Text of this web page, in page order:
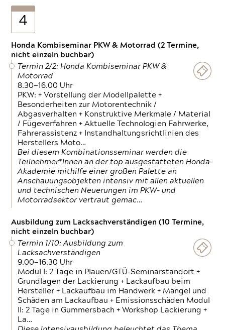
4
Honda Kombiseminar PKW & Motorrad (2 Termine,
nicht einzeln buchbar)
Termin 2/2: Honda Kombiseminar PKW &
Motorrad
8.30—16.00 Uhr
PKW: + Vorstellung der Modellpalette +
Besonderheiten zur Motorentechnik /
Abgasverhalten + Konstruktive Merkmale / Material
/ Fügeverfahren + Aktuelle Technologien Fahrwerke,
Fahrerassistenz + Instandhaltungsrichtlinien des
Herstellers Moto…
Bei diesem Kombinationsseminar werden die
Teilnehmer*Innen an der top ausgestatteten Honda-
Akademie mithilfe einer großen Palette an
Anschauungsobjekten intensiv mit allen aktuellen
und technischen Neuerungen im PKW- und
Motorradsektor vertraut gemac…
Ausbildung zum Lacksachverständigen (10 Termine,
nicht einzeln buchbar)
Termin 1/10: Ausbildung zum
Lacksachverständigen
9.00—16.30 Uhr
Modul I: 2 Tage in Plauen/GTÜ-Seminarstandort +
Grundlagen der Lackierung + Lackaufbau beim
Hersteller + Lackaufbau im Handwerk + Mängel und
Schäden am Lackaufbau + Emissionsschäden Modul
II: 2 Tage in Gummersbach + Workshop Lackierung +
La…